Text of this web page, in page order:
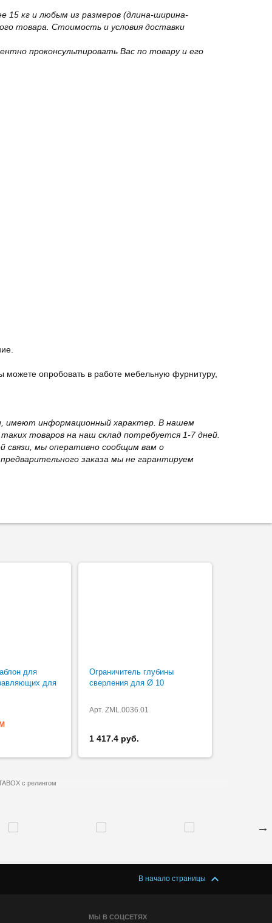
15 кг и любым из размеров (длина-ширина-
товара. Стоимость и условия доставки
проконсультировать Вас по товару и его
опробовать в работе мебельную фурнитуру,
имеют информационный характер. В нашем
товаров на наш склад потребуется 1-7 дней.
связи, мы оперативно сообщим вам о
заказа мы не гарантируем
для
для
Ограничитель глубины
сверления для Ø 10
Арт. ZML.0036.01
1 417.4 руб.
с релингом
В начало страницы
МЫ В СОЦСЕТЯХ